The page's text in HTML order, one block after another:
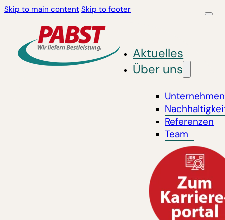
Skip to main content Skip to footer
Aktuelles
Über uns
Unternehmen
Referenzen
Team